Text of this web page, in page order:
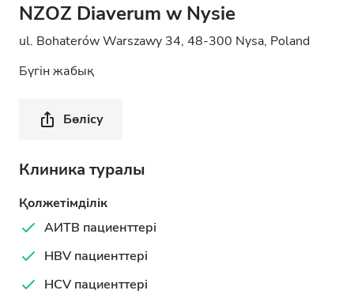
NZOZ Diaverum w Nysie
ul. Bohaterów Warszawy 34, 48-300 Nysa, Poland
Бүгін жабық
Бөлісу
Клиника туралы
Қолжетімділік
АИТВ пациенттері
HBV пациенттері
HCV пациенттері